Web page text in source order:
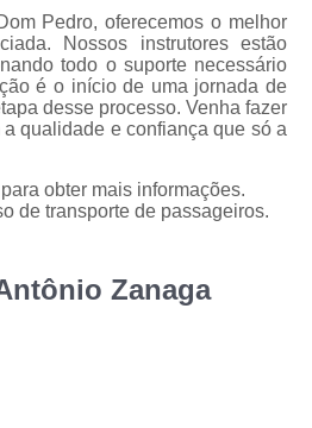
Habilitação Carro Cidade
Primeira Habilitação Categoria a
Habilitação de Moto
Reciclagem Cnh Cassada
Reciclagem
Pedro, oferecemos o melhor
Nossos instrutores estão
todo o suporte necessário
é o início de uma jornada de
desse processo. Venha fazer
qualidade e confiança que só a
obter mais informações.
de transporte de passageiros.
Zanaga